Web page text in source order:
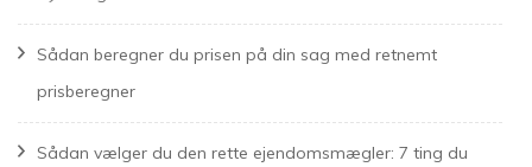
Sådan beregner du prisen på din sag med retnemt
prisberegner
Sådan vælger du den rette ejendomsmægler: 7 ting du